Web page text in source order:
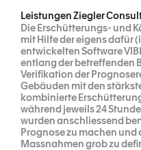
Leistungen Ziegler
Die Erschütterungs- und
mit Hilfe der eigens dafür
entwickelten Software
entlang der betreffenden
Verifikation der
Gebäuden mit den
kombinierte
während jeweils 24
wurden anschliessend
Prognose zu machen
Massnahmen grob zu